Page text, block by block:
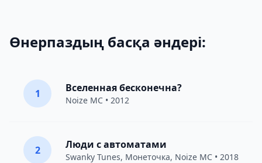
Өнерпаздың басқа әндері:
1 Вселенная бесконечна?
Noize MC • 2012
2 Люди с автоматами
Swanky Tunes, Монеточка, Noize MC • 2018